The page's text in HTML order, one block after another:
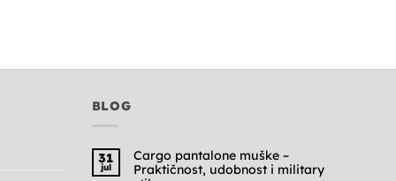
BLOG
31
jul
Cargo pantalone muške –
Praktičnost, udobnost i military